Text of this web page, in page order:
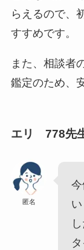
らえるので、
すすめです。
また、相談者
鑑定のため、
エリ 778先
匿名